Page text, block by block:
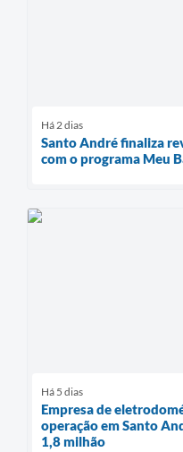
Há 2 dias
Santo André finaliza
com o programa Meu
Há 5 dias
Empresa de
operação em Santo
1,8 milhão